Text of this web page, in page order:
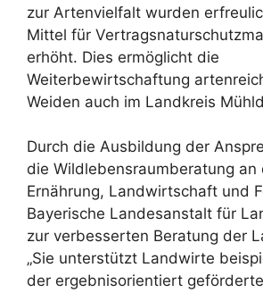
zur Artenvielfalt wurden
Mittel für
erhöht. Dies ermöglicht die
Weiterbewirtschaftung
Weiden auch im Landkreis
Durch die Ausbildung der
die Wildlebensraumberatung
Ernährung, Landwirtschaft und
Bayerische Landesanstalt für
zur verbesserten Beratung der
„Sie unterstützt Landwirte
der ergebnisorientiert